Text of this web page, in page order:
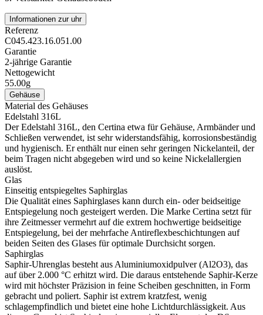
Informationen zur uhr
Referenz
C045.423.16.051.00
Garantie
2-jährige Garantie
Nettogewicht
55.00g
Gehäuse
Material des Gehäuses
Edelstahl 316L
Der Edelstahl 316L, den Certina etwa für Gehäuse, Armbänder und
Schließen verwendet, ist sehr widerstandsfähig, korrosionsbeständig
und hygienisch. Er enthält nur einen sehr geringen Nickelanteil, der
beim Tragen nicht abgegeben wird und so keine Nickelallergien
auslöst.
Glas
Einseitig entspiegeltes Saphirglas
Die Qualität eines Saphirglases kann durch ein- oder beidseitige
Entspiegelung noch gesteigert werden. Die Marke Certina setzt für
ihre Zeitmesser vermehrt auf die extrem hochwertige beidseitige
Entspiegelung, bei der mehrfache Antireflexbeschichtungen auf
beiden Seiten des Glases für optimale Durchsicht sorgen.
Saphirglas
Saphir-Uhrenglas besteht aus Aluminiumoxidpulver (Al2O3), das
auf über 2.000 °C erhitzt wird. Die daraus entstehende Saphir-Kerze
wird mit höchster Präzision in feine Scheiben geschnitten, in Form
gebracht und poliert. Saphir ist extrem kratzfest, wenig
schlagempfindlich und bietet eine hohe Lichtdurchlässigkeit. Aus